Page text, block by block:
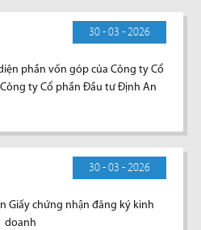
30 - 03 - 2026
phần vốn góp của Công ty Cổ
ty Cổ phần Đầu tư Định An
30 - 03 - 2026
Giấy chứng nhận đăng ký kinh
doanh